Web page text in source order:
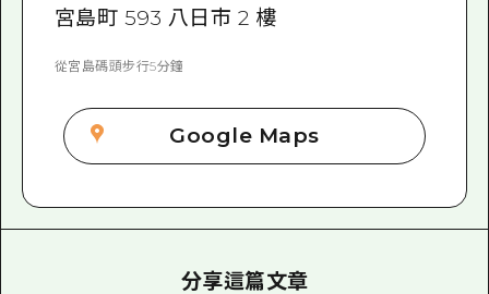
宮島町 593 八日市 2 樓
從宮島碼頭步行5分鐘
Google Maps
分享這篇文章